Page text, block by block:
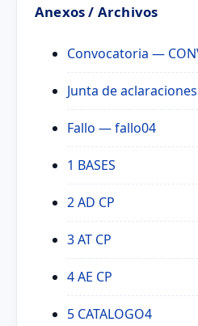
Anexos / Archivos
Convocatoria —
Junta de aclaraciones
Fallo — fallo04
1 BASES
2 AD CP
3 AT CP
4 AE CP
5 CATALOGO4